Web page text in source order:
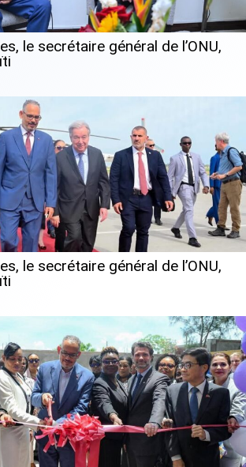
le secrétaire général de l’ONU,
le secrétaire général de l’ONU,